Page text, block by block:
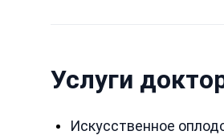
Услуги
Искусственное